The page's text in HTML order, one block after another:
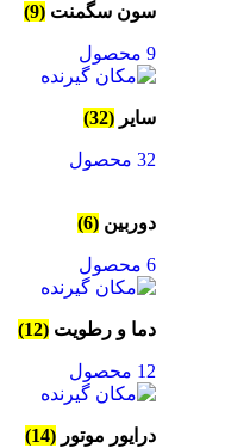
سون سگمنت (9)
9 محصول
سایر (32)
32 محصول
دوربین (6)
6 محصول
دما و رطویت (12)
12 محصول
درایور موتور (14)